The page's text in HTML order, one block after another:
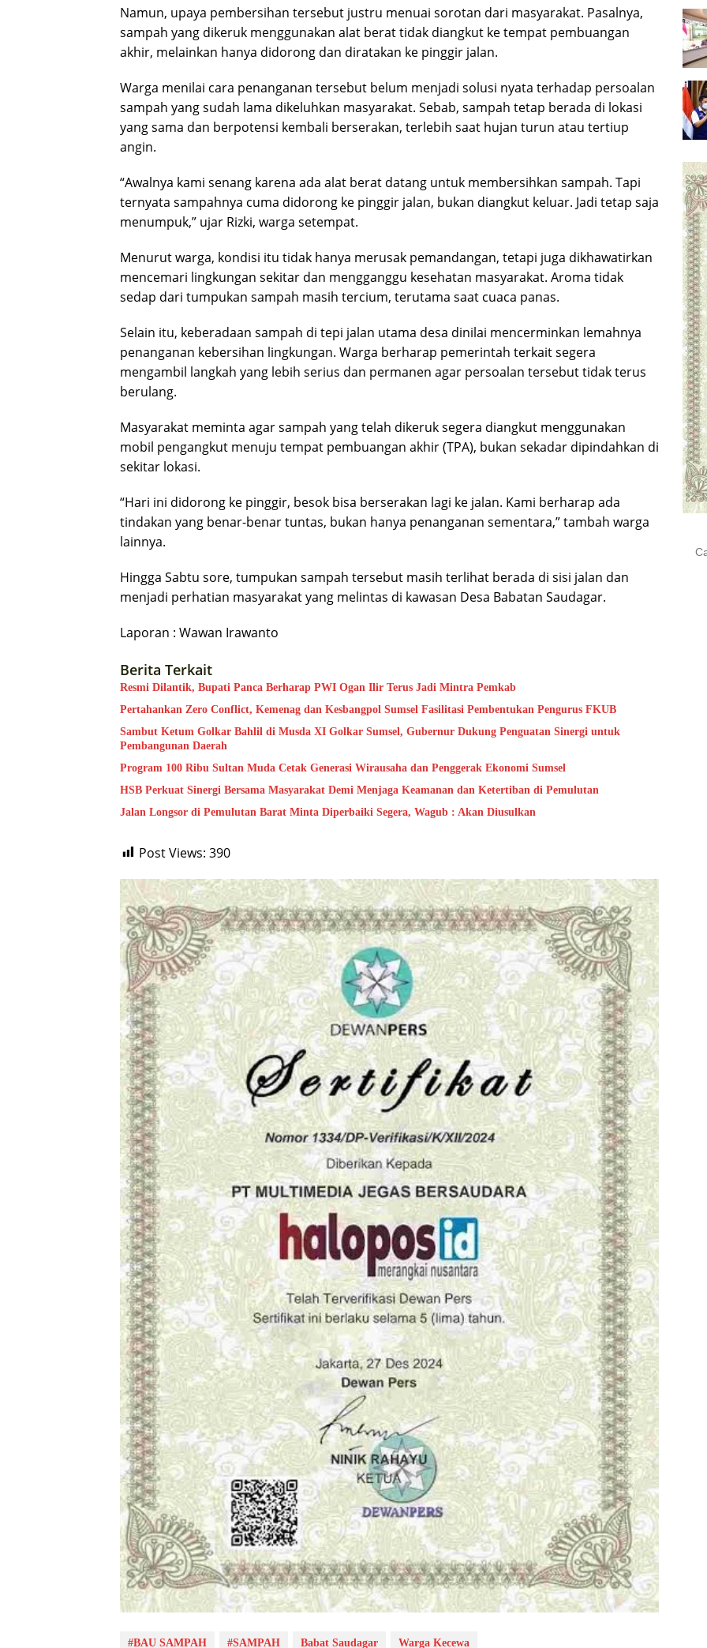
Namun, upaya pembersihan tersebut justru menuai sorotan dari masyarakat. Pasalnya,
sampah yang dikeruk menggunakan alat berat tidak diangkut ke tempat pembuangan
akhir, melainkan hanya didorong dan diratakan ke pinggir jalan.
Warga menilai cara penanganan tersebut belum menjadi solusi nyata terhadap persoalan
sampah yang sudah lama dikeluhkan masyarakat. Sebab, sampah tetap berada di lokasi
yang sama dan berpotensi kembali berserakan, terlebih saat hujan turun atau tertiup
angin.
“Awalnya kami senang karena ada alat berat datang untuk membersihkan sampah. Tapi
ternyata sampahnya cuma didorong ke pinggir jalan, bukan diangkut keluar. Jadi tetap saja
menumpuk,” ujar Rizki, warga setempat.
Menurut warga, kondisi itu tidak hanya merusak pemandangan, tetapi juga dikhawatirkan
mencemari lingkungan sekitar dan mengganggu kesehatan masyarakat. Aroma tidak
sedap dari tumpukan sampah masih tercium, terutama saat cuaca panas.
Selain itu, keberadaan sampah di tepi jalan utama desa dinilai mencerminkan lemahnya
penanganan kebersihan lingkungan. Warga berharap pemerintah terkait segera
mengambil langkah yang lebih serius dan permanen agar persoalan tersebut tidak terus
berulang.
Masyarakat meminta agar sampah yang telah dikeruk segera diangkut menggunakan
mobil pengangkut menuju tempat pembuangan akhir (TPA), bukan sekadar dipindahkan di
sekitar lokasi.
“Hari ini didorong ke pinggir, besok bisa berserakan lagi ke jalan. Kami berharap ada
tindakan yang benar-benar tuntas, bukan hanya penanganan sementara,” tambah warga
lainnya.
Hingga Sabtu sore, tumpukan sampah tersebut masih terlihat berada di sisi jalan dan
menjadi perhatian masyarakat yang melintas di kawasan Desa Babatan Saudagar.
Laporan : Wawan Irawanto
Berita Terkait
Resmi Dilantik, Bupati Panca Berharap PWI Ogan Ilir Terus Jadi Mintra Pemkab
Pertahankan Zero Conflict, Kemenag dan Kesbangpol Sumsel Fasilitasi Pembentukan Pengurus FKUB
Sambut Ketum Golkar Bahlil di Musda XI Golkar Sumsel, Gubernur Dukung Penguatan Sinergi untuk
Pembangunan Daerah
Program 100 Ribu Sultan Muda Cetak Generasi Wirausaha dan Penggerak Ekonomi Sumsel
HSB Perkuat Sinergi Bersama Masyarakat Demi Menjaga Keamanan dan Ketertiban di Pemulutan
Jalan Longsor di Pemulutan Barat Minta Diperbaiki Segera, Wagub : Akan Diusulkan
Post Views: 390
#BAU SAMPAH #SAMPAH Babat Saudagar Warga Kecewa